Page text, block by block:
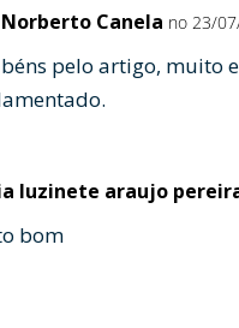
Norberto Canela no 23/
pelo artigo, muito
luzinete araujo
bom